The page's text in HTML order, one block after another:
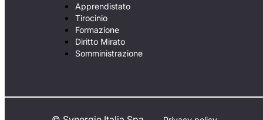
Apprendistato
Tirocinio
Formazione
Diritto Mirato
Somministrazione